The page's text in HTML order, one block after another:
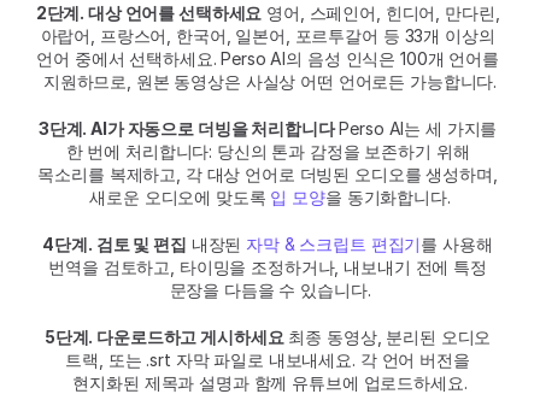
2단계. 대상 언어를 선택하세요 영어, 스페인어, 힌디어, 만다린,
아랍어, 프랑스어, 한국어, 일본어, 포르투갈어 등 33개 이상의
언어 중에서 선택하세요. Perso AI의 음성 인식은 100개 언어를
지원하므로, 원본 동영상은 사실상 어떤 언어로든 가능합니다.
3단계. AI가 자동으로 더빙을 처리합니다 Perso AI는 세 가지를
한 번에 처리합니다: 당신의 톤과 감정을 보존하기 위해
목소리를 복제하고, 각 대상 언어로 더빙된 오디오를 생성하며,
새로운 오디오에 맞도록 입 모양을 동기화합니다.
4단계. 검토 및 편집 내장된 자막 & 스크립트 편집기를 사용해
번역을 검토하고, 타이밍을 조정하거나, 내보내기 전에 특정
문장을 다듬을 수 있습니다.
5단계. 다운로드하고 게시하세요 최종 동영상, 분리된 오디오
트랙, 또는 .srt 자막 파일로 내보내세요. 각 언어 버전을
현지화된 제목과 설명과 함께 유튜브에 업로드하세요.